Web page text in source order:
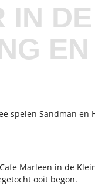
IN DE
EN
spelen Sandman en
Marleen in de
ooit begon.